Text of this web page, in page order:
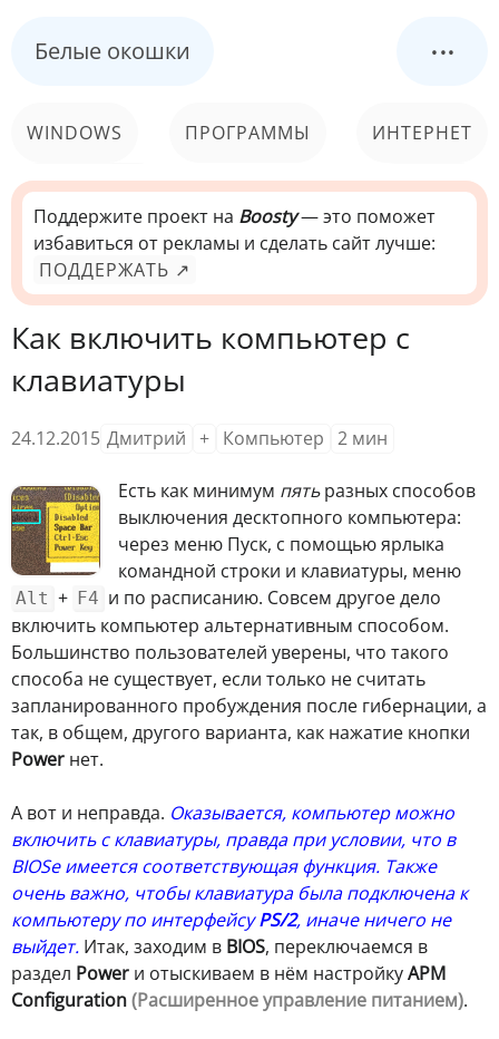
Белые окошки ...
WINDOWS ПРОГРАММЫ ИНТЕРНЕТ
КОМПЬЮТЕР
СИСТЕМА
Поддержите проект на Boosty— это поможет
избавиться от рекламы и сделать сайт лучше:
ПОДДЕРЖАТЬ ↗
Как включить компьютер с
клавиатуры
24.12.2015 Дмитрий + Компьютер 2 мин
Есть как минимум пятьразных способов
выключения десктопного компьютера:
через меню Пуск, с помощью ярлыка
командной строки и клавиатуры, меню
Alt + F4 и по расписанию. Совсем другое дело
включить компьютер альтернативным способом.
Большинство пользователей уверены, что такого
способа не существует, если только не считать
запланированного пробуждения после гибернации, а
так, в общем, другого варианта, как нажатие кнопки
Power нет.
А вот и неправда. Оказывается, компьютер можно
включить с клавиатуры, правда при условии, что в
BIOSе имеется соответствующая функция. Также
очень важно, чтобы клавиатура была подключена к
компьютеру по интерфейсуPS/2, иначе ничего не
выйдет. Итак, заходим в BIOS, переключаемся в
раздел Power и отыскиваем в нём настройкуAPM
Configuration(Расширенное управление питанием).